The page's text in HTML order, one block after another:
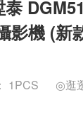
影機 (新
1PCS
◎逛